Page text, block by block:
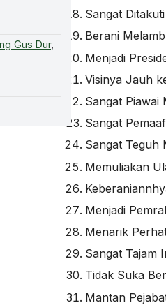
Gus Dur,
Sangat
Berani
Menjadi
Visinya Jauh
Sangat Piawai
Sangat
Sangat Teguh
Memuliakan
Menjadi
Menarik
Sangat Tajam
Tidak Suka
Mantan